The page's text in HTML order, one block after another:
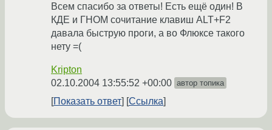
Всем спасибо за ответы! Есть ещё один! В
КДЕ и ГНОМ сочитание клавиш ALT+F2
давала быструю проги, а во Флюксе такого
нету =(
Kripton
02.10.2004 13:55:52 +00:00 автор топика
Показать ответ Ссылка